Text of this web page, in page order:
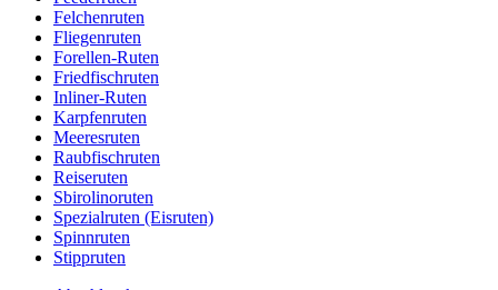
Felchenruten
Fliegenruten
Forellen-Ruten
Friedfischruten
Inliner-Ruten
Karpfenruten
Meeresruten
Raubfischruten
Reiseruten
Sbirolinoruten
Spezialruten (Eisruten)
Spinnruten
Stippruten